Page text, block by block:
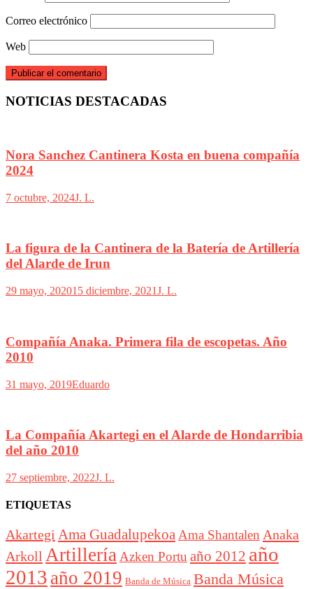
Correo electrónico
Web
NOTICIAS DESTACADAS
Nora Sanchez Cantinera Kosta en buena compañía
2024
7 octubre, 2024J. L.
La figura de la Cantinera de la Batería de Artillería
del Alarde de Irun
29 mayo, 202015 diciembre, 2021J. L.
Compañía Anaka. Primera fila de escopetas. Año
2010
31 mayo, 2019Eduardo
La Compañía Akartegi en el Alarde de Hondarribia
del año 2010
27 septiembre, 2022J. L.
ETIQUETAS
Akartegi Ama Guadalupekoa Ama Shantalen Anaka
Arkoll Artillería Azken Portu año 2012 año
2013 año 2019 Banda de Música Banda Música